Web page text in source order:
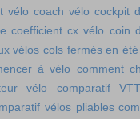
vélo coach vélo cockpit
coefficient cx vélo coin
vélos cols fermés en été
à vélo comment
vélo
comparatif
vélos pliables